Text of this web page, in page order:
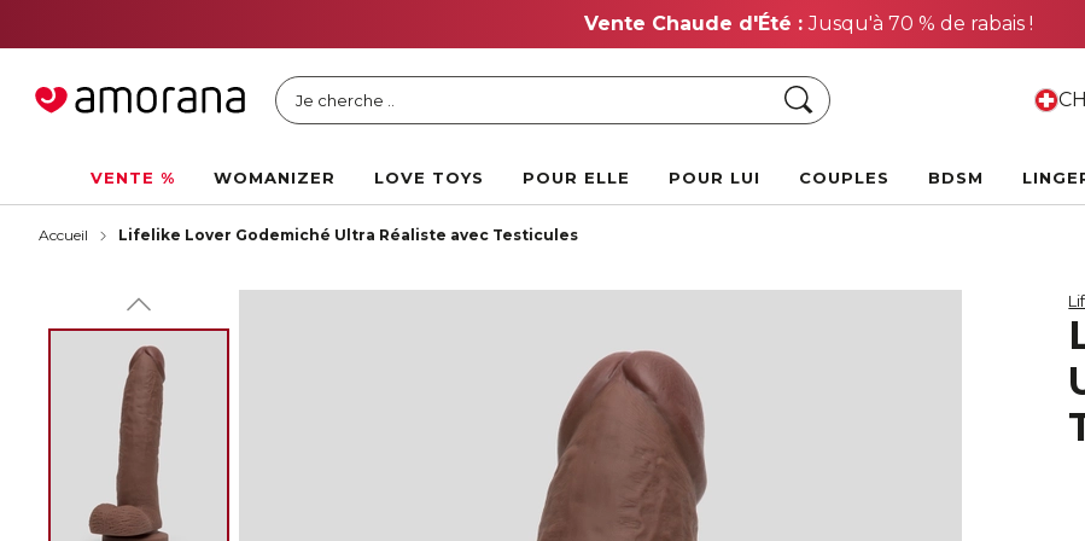
Vente Chaude d'Été :Jusqu'à 70 % de rabais !
Je cherche .. Chercher
VENTE % WOMANIZER LOVE TOYS POUR ELLE POUR LUI COUPLES BDSM
Accueil Lifelike Lover Godemiché Ultra Réaliste avec Testicules